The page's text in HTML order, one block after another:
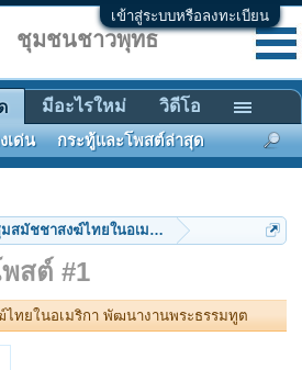
เข้าสู่ระบบหรือลงทะเบียน
สมัชชาสงฆ์ไทยในอเมริกา พัฒนางานพระธรร
สต์ #1
ทยในอเมริกา พัฒนางานพระธรรมทูต
ชุมชนชาวพุทธ
เด่น กระทู้และโพสต์ล่าสุด
มีอะไรใหม่ วิดีโอ